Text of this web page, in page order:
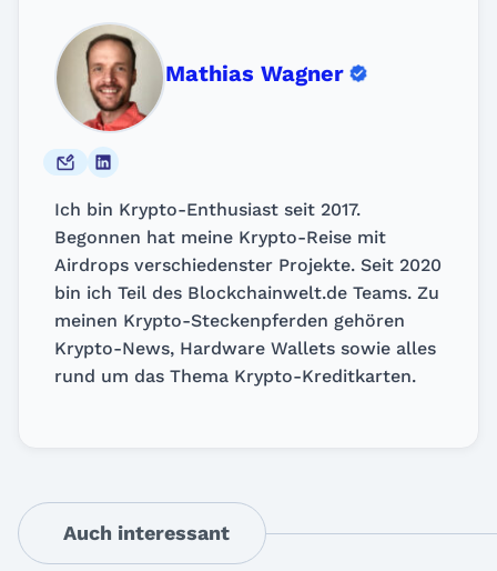
Mathias Wagner
Ich bin Krypto-Enthusiast seit 2017.
Begonnen hat meine Krypto-Reise mit
Airdrops verschiedenster Projekte. Seit 2020
bin ich Teil des Blockchainwelt.de Teams. Zu
meinen Krypto-Steckenpferden gehören
Krypto-News, Hardware Wallets sowie alles
rund um das Thema Krypto-Kreditkarten.
Auch interessant